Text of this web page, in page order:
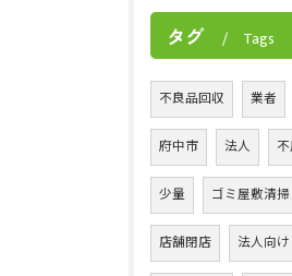
タグ Tags
不良品回収 業者
府中市 法人
少量 ゴミ屋敷清掃
店舗閉店 法人向け